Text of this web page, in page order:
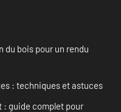
du bois pour un rendu
: techniques et astuces
: guide complet pour